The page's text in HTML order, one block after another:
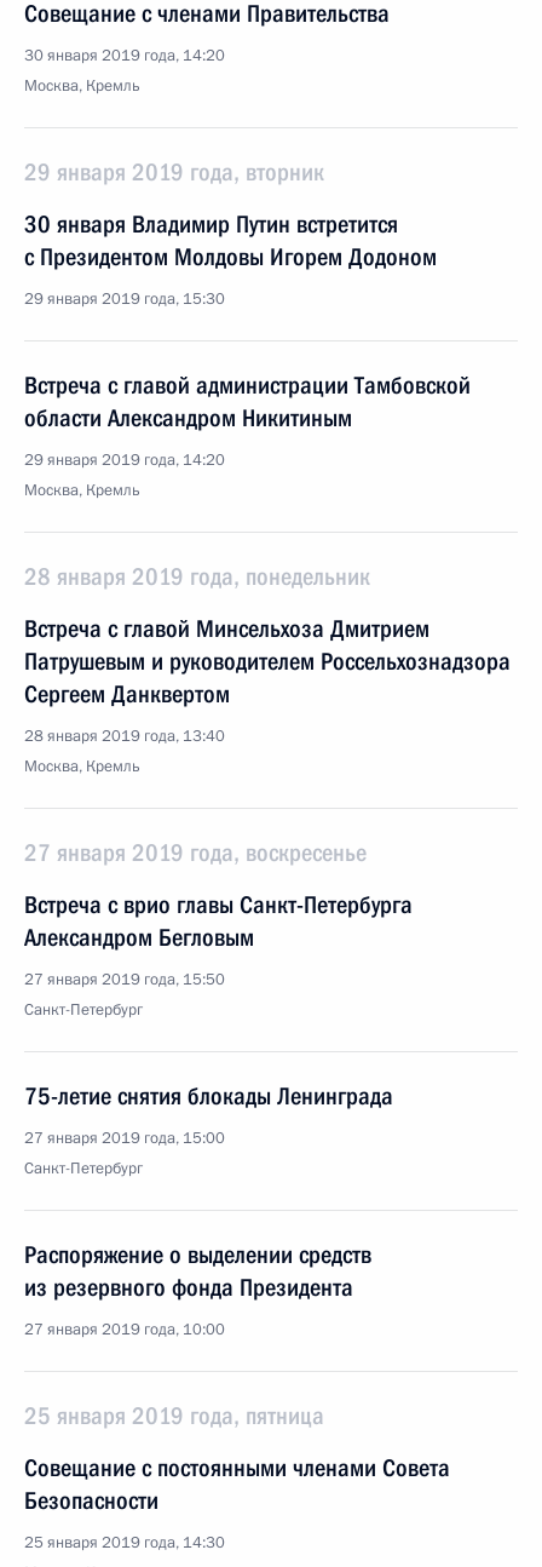
Совещание с членами Правительства
30 января 2019 года, 14:20
Москва, Кремль
29 января 2019 года, вторник
30 января Владимир Путин встретится
с Президентом Молдовы Игорем Додоном
29 января 2019 года, 15:30
Встреча с главой администрации Тамбовской
области Александром Никитиным
29 января 2019 года, 14:20
Москва, Кремль
28 января 2019 года, понедельник
Встреча с главой Минсельхоза Дмитрием
Патрушевым и руководителем Россельхознадзора
Сергеем Данквертом
28 января 2019 года, 13:40
Москва, Кремль
27 января 2019 года, воскресенье
Встреча с врио главы Санкт-Петербурга
Александром Бегловым
27 января 2019 года, 15:50
Санкт-Петербург
75-летие снятия блокады Ленинграда
27 января 2019 года, 15:00
Санкт-Петербург
Распоряжение о выделении средств
из резервного фонда Президента
27 января 2019 года, 10:00
25 января 2019 года, пятница
Совещание с постоянными членами Совета
Безопасности
25 января 2019 года, 14:30